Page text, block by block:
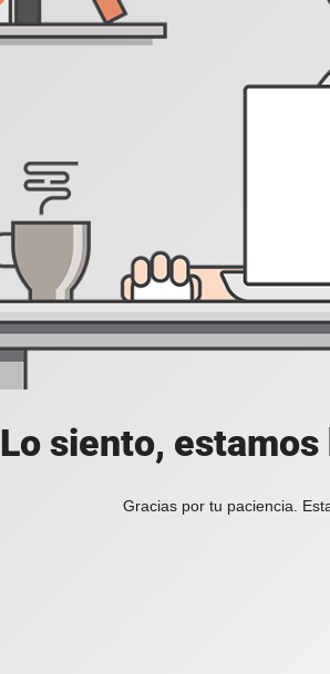
Lo siento,
Gracias por tu paciencia.